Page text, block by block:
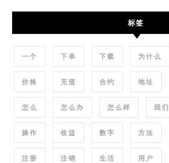
标签
一个 下单 下载 为什么
价格 充值 合约 地址
怎么 怎么办 怎么样 我们
操作 收益 数字 方法
注册 注销 生活 用户